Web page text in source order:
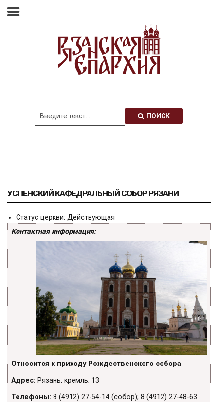
Митрополия ПОИСК
УСПЕНСКИЙ КАФЕДРАЛЬНЫЙ СОБОР РЯЗАНИ
Статус церкви: Действующая
Контактная информация:
Относится к приходу Рождественского собора
Адрес: Рязань, кремль, 13
Телефоны: 8 (4912) 27-54-14 (собор); 8 (4912) 27-48-63